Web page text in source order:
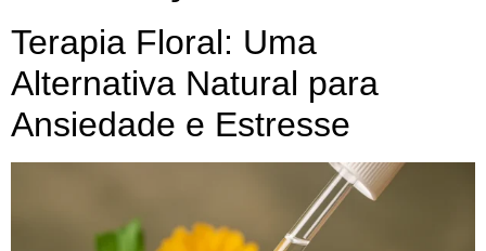
Terapia Floral: Uma
Alternativa Natural para
Ansiedade e Estresse